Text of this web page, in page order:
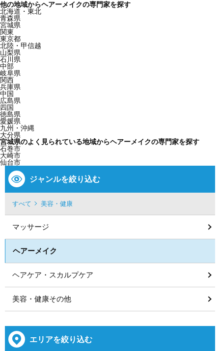
他の地域からヘアーメイクの専門家を探す
北海道・東北
青森県
宮城県
関東
東京都
北陸・甲信越
山梨県
石川県
中部
岐阜県
関西
兵庫県
中国
広島県
四国
徳島県
愛媛県
九州・沖縄
大分県
宮城県のよく見られている地域からヘアーメイクの専門家を探す
石巻市
大崎市
仙台市
ジャンルを絞り込む
すべて 美容・健康
マッサージ
ヘアーメイク
ヘアケア・スカルプケア
美容・健康その他
エリアを絞り込む